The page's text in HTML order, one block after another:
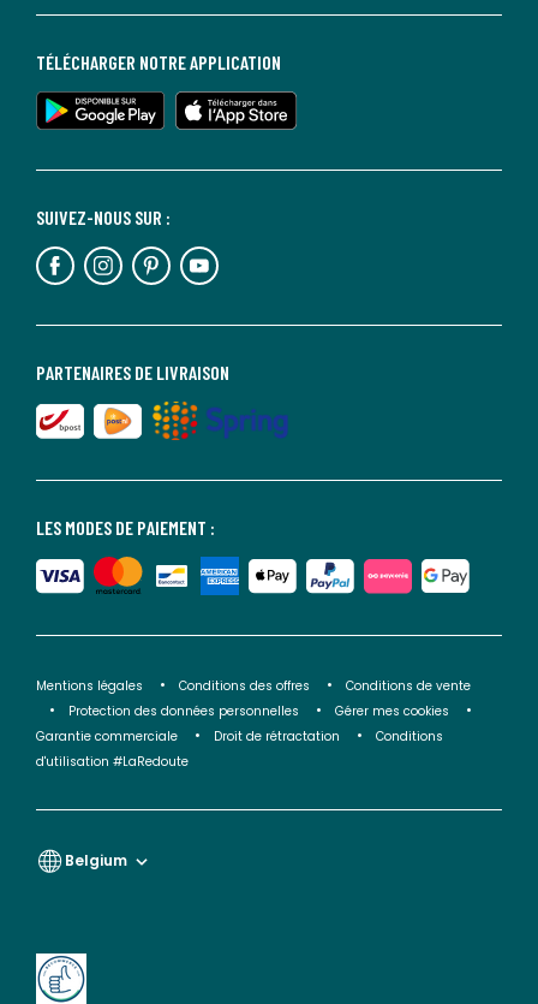
LES MODES DE PAIEMENT :
PARTENAIRES DE LIVRAISON
SUIVEZ-NOUS SUR :
TÉLÉCHARGER NOTRE APPLICATION
Mentions légales Conditions des offres
Conditions de vente
Protection des données personnelles
Gérer mes cookies
Garantie commerciale
Droit de rétractation
Conditions
d'utilisation #LaRedoute
Belgium